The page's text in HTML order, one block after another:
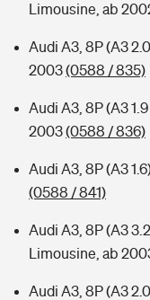
Limousine, ab
Audi A3, 8P (A3
2003(0588 / 835)
Audi A3, 8P (A3
2003(0588 / 836)
Audi A3, 8P (A3
(0588 / 841)
Audi A3, 8P (A3
Limousine, ab
Audi A3, 8P (A3